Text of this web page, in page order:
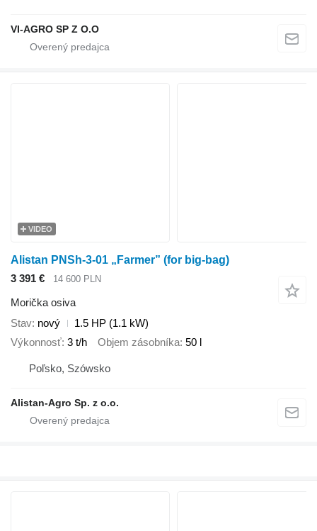
VI-AGRO SP Z O.O
VIDEO
Alistan PNSh-3-01 „Farmer” (for big-bag)
3 391 €
14 600 PLN
Morička osiva
Stav nový
1.5 HP (1.1 kW)
Výkonnosť 3 t/h Objem zásobníka 50 l
Poľsko, Szówsko
Alistan-Agro Sp. z o.o.